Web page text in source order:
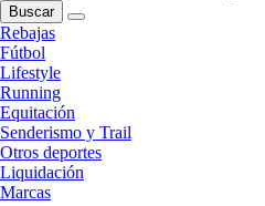
Buscar
Rebajas
Fútbol
Lifestyle
Running
Equitación
Senderismo y Trail
Otros deportes
Liquidación
Marcas